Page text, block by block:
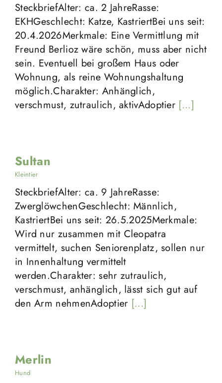
SteckbriefAlter: ca. 2 JahreRasse:
EKHGeschlecht: Katze, KastriertBei uns seit:
20.4.2026Merkmale: Eine Vermittlung mit
Freund Berlioz wäre schön, muss aber nicht
sein. Eventuell bei großem Haus oder
Wohnung, als reine Wohnungshaltung
möglich.Charakter: Anhänglich,
verschmust, zutraulich, aktivAdoptier [...]
Sultan
Kleintier
SteckbriefAlter: ca. 9 JahreRasse:
ZwerglöwchenGeschlecht: Männlich,
KastriertBei uns seit: 26.5.2025Merkmale:
Wird nur zusammen mit Cleopatra
vermittelt, suchen Seniorenplatz, sollen nur
in Innenhaltung vermittelt
werden.Charakter: sehr zutraulich,
verschmust, anhänglich, lässt sich gut auf
den Arm nehmenAdoptier [...]
Merlin
Hund